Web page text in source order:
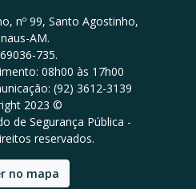
nº 99, Santo Agostinho,
AM.
735.
08h00 às 17h00
(92) 3612-3139
2023 ©
de Segurança Pública -
reservados.
no mapa